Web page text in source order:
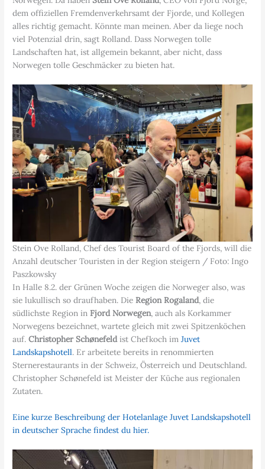
dem offiziellen Fremdenverkehrsamt der Fjorde, und Kollegen
alles richtig gemacht. Könnte man meinen. Aber da liege noch
viel Potenzial drin, sagt Rolland. Dass Norwegen tolle
Landschaften hat, ist allgemein bekannt, aber nicht, dass
Norwegen tolle Geschmäcker zu bieten hat.
Stein Ove Rolland, Chef des Tourist Board of the Fjords, will die
Anzahl deutscher Touristen in der Region steigern / Foto: Ingo
Paszkowsky
In Halle 8.2. der Grünen Woche zeigen die Norweger also, was
sie lukullisch so draufhaben. DieRegion Rogaland, die
südlichste Region inFjord Norwegen, auch als Korkammer
Norwegens bezeichnet, wartete gleich mit zwei Spitzenköchen
auf.Christopher Schønefeldist Chefkoch imJuvet
Landskapshotell. Er arbeitete bereits in renommierten
Sternerestaurants in der Schweiz, Österreich und Deutschland.
Christopher Schønefeld ist Meister der Küche aus regionalen
Zutaten.
Eine kurze Beschreibung der Hotelanlage Juvet Landskapshotell
in deutscher Sprache findest du hier.